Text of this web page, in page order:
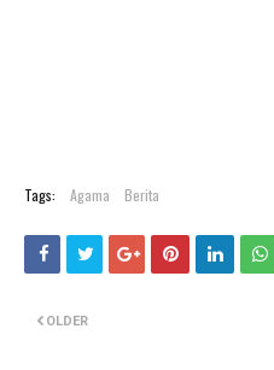
Tags: Agama Berita
OLDER